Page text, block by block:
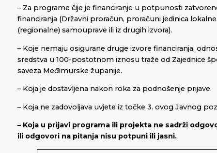
– Za programe čije je financiranje u potpunosti
financiranja (Državni proračun, proračuni jedinica
(regionalne) samouprave ili iz drugih izvora).
– Koje nemaju osigurane druge izvore financiranja,
sredstva u 100-postotnom iznosu traže od Zajednice
saveza Međimurske županije.
– Koja je dostavljena nakon roka za podnošenje prijave.
– Koja ne zadovoljava uvjete iz točke 3. ovog Javnog
– Koja u prijavi programa ili projekta ne sadrži
ili odgovori na pitanja nisu potpuni ili jasni.